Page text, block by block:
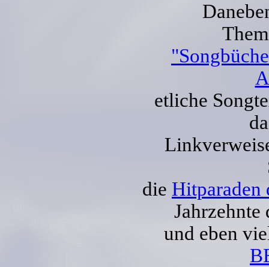
etliche
die Hitparaden
Jahrzehnte
und eben